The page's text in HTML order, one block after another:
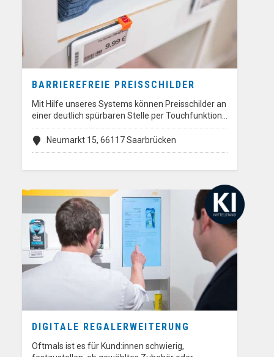
BARRIEREFREIE PREISSCHILDER
Mit Hilfe unseres Systems können Preisschilder an
einer deutlich spürbaren Stelle per Touchfunktion…
Neumarkt 15, 66117 Saarbrücken
DIGITALE REGALERWEITERUNG
Oftmals ist es für Kund:innen schwierig,